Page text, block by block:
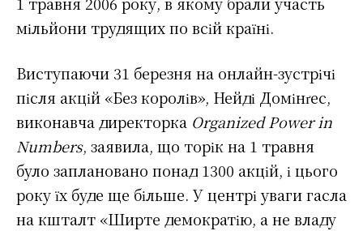
мільйони трудящих по всій країні.
Виступаючи 31 березня на онлайн-зустрічі
після акцій «Без королів», Нейді Домінґес,
виконавча директорка Organized Power in
Numbers, заявила, що торік на 1 травня
було заплановано понад 1300 акцій, і цього
року їх буде ще більше. У центрі уваги гасла
на кшталт «Ширте демократію, а не владу